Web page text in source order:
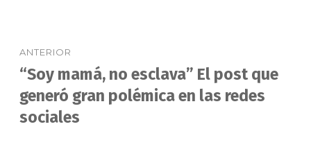
de
entradas
ANTERIOR
Entrada
anterior:
“Soy mamá, no esclava” El post que
generó gran polémica en las redes
sociales